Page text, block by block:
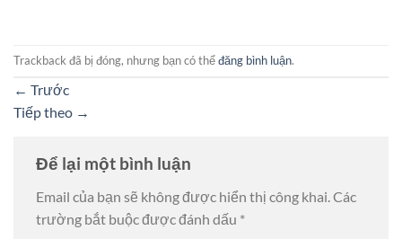
Trackback đã bị đóng, nhưng bạn có thểđăng bình luận.
← Trước
Tiếp theo →
Để lại một bình luận
Email của bạn sẽ không được hiển thị công khai.Các
trường bắt buộc được đánh dấu *